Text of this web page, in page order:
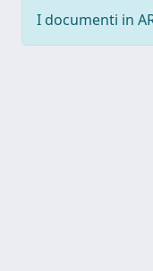
I documenti in